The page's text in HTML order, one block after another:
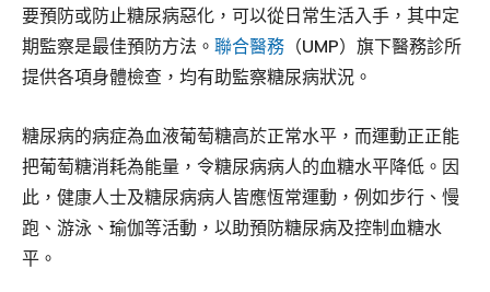
要預防或防止糖尿病惡化，可以從日常生活入手，其中定
期監察是最佳預防方法。 聯合醫務 （UMP）旗下醫務診所
提供各項身體檢查，均有助監察糖尿病狀況。
糖尿病的病症為血液葡萄糖高於正常水平，而運動正正能
把葡萄糖消耗為能量，令糖尿病病人的血糖水平降低。因
此，健康人士及糖尿病病人皆應恆常運動，例如步行、慢
跑、游泳、瑜伽等活動，以助預防糖尿病及控制血糖水
平。